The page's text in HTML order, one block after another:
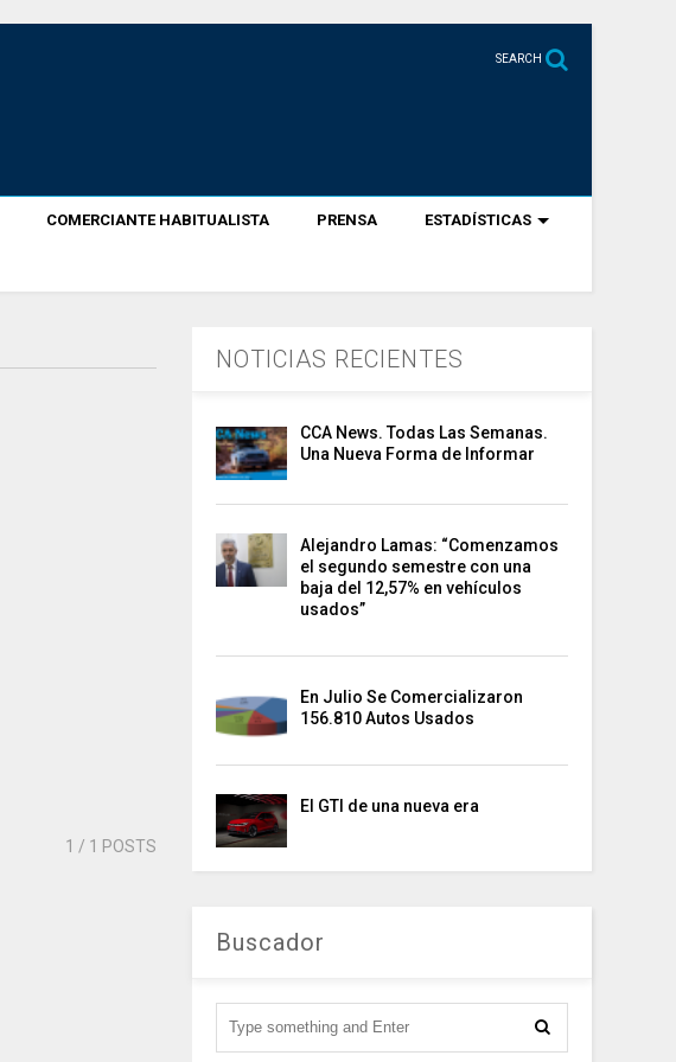
SEARCH
COMERCIANTE HABITUALISTA PRENSA ESTADÍSTICAS
1 / 1 POSTS
NOTICIAS RECIENTES
CCA News. Todas Las Semanas.
Una Nueva Forma de Informar
Alejandro Lamas: “Comenzamos
el segundo semestre con una
baja del 12,57% en vehículos
usados”
En Julio Se Comercializaron
156.810 Autos Usados
El GTI de una nueva era
Buscador